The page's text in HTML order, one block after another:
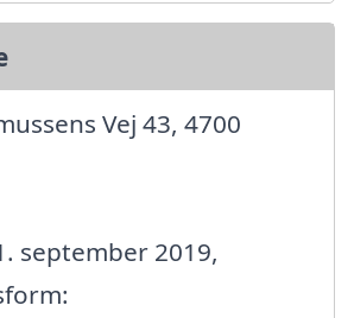
Vej 43, 4700
september 2019,